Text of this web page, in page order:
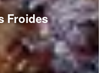
Froides